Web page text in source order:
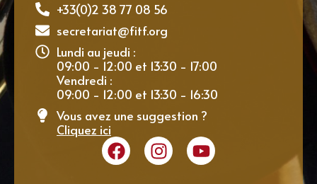
+33(0)2 38 77 08 56
secretariat@fitf.org
Lundi au jeudi :
09:00 - 12:00 et 13:30 - 17:00
Vendredi :
09:00 - 12:00 et 13:30 - 16:30
Vous avez une suggestion ?
Cliquez ici